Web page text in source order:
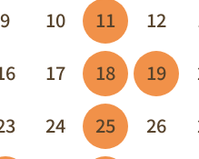
9
10 11 12
17 18 19
24 25 26